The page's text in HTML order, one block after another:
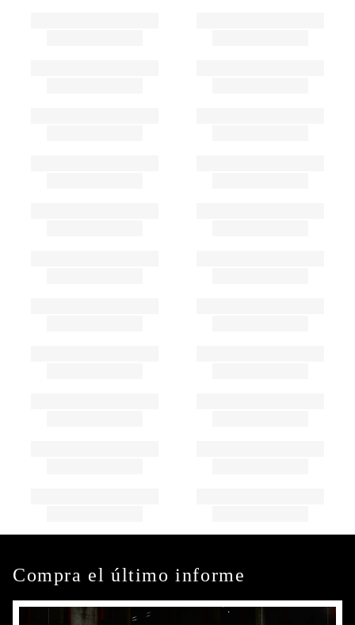
Compra el último informe